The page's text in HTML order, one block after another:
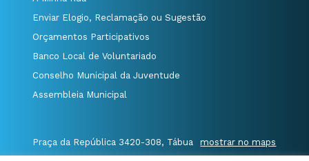
Enviar Elogio, Reclamação ou Sugestão
Orçamentos Participativos
Banco Local de Voluntariado
Conselho Municipal da Juventude
Assembleia Municipal
Praça da República 3420-308, Tábua mostrar no maps